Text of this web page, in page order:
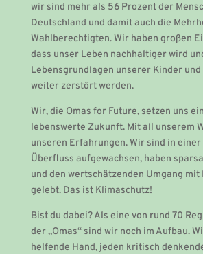
wir sind mehr als 56 Prozent der
Deutschland und damit auch die
Wahlberechtigten. Wir haben großen
dass unser Leben nachhaltiger wird
Lebensgrundlagen unserer Kinder
weiter zerstört werden.
Wir, die Omas for Future, setzen uns
lebenswerte Zukunft. Mit all unserem
unseren Erfahrungen. Wir sind in einer
Überfluss aufgewachsen, haben
und den wertschätzenden Umgang mit
gelebt. Das ist Klimaschutz!
Bist du dabei? Als eine von rund 70
der „Omas“ sind wir noch im Aufbau.
helfende Hand, jeden kritisch